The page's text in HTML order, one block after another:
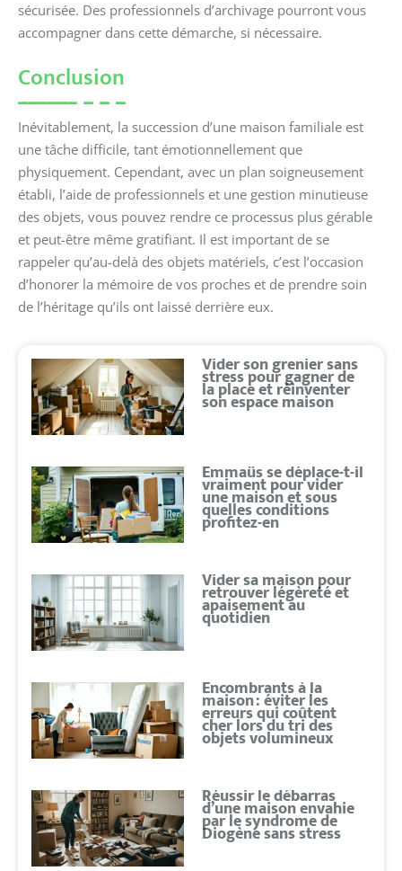
sécurisée. Des professionnels d’archivage pourront vous
accompagner dans cette démarche, si nécessaire.
Conclusion
Inévitablement, la succession d’une maison familiale est
une tâche difficile, tant émotionnellement que
physiquement. Cependant, avec un plan soigneusement
établi, l’aide de professionnels et une gestion minutieuse
des objets, vous pouvez rendre ce processus plus gérable
et peut-être même gratifiant. Il est important de se
rappeler qu’au-delà des objets matériels, c’est l’occasion
d’honorer la mémoire de vos proches et de prendre soin
de l’héritage qu’ils ont laissé derrière eux.
Vider son grenier sans
stress pour gagner de
la place et réinventer
son espace maison
Emmaüs se déplace-t-il
vraiment pour vider
une maison et sous
quelles conditions
profitez-en
Vider sa maison pour
retrouver légèreté et
apaisement au
quotidien
Encombrants à la
maison : éviter les
erreurs qui coûtent
cher lors du tri des
objets volumineux
Réussir le débarras
d’une maison envahie
par le syndrome de
Diogène sans stress